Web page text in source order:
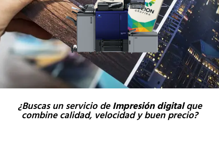
¿Buscas un servicio deImpresión digitalque
combine calidad, velocidad y buen precio?